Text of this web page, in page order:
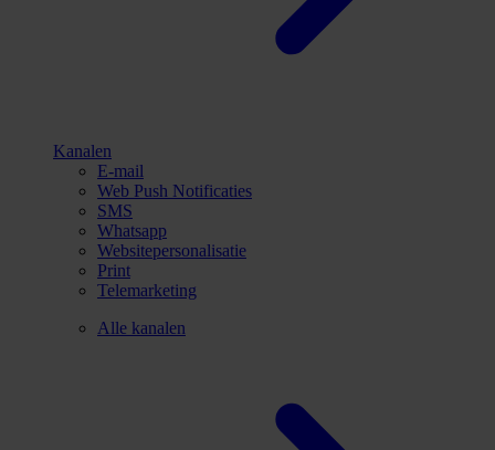
Kanalen
E-mail
Web Push Notificaties
SMS
Whatsapp
Websitepersonalisatie
Print
Telemarketing
Alle kanalen